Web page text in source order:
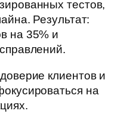
тестов,
Результат:
на 35% и
клиентов и
на